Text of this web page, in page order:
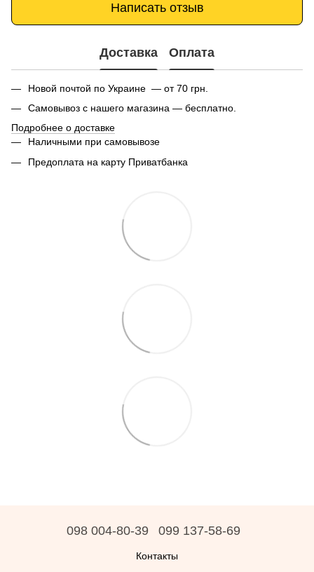
Написать отзыв
Доставка Оплата
Новой почтой по Украине — от 70 грн.
Самовывоз с нашего магазина — бесплатно.
Подробнее о доставке
Наличными при самовывозе
Предоплата на карту Приватбанка
098 004-80-39 099 137-58-69
Контакты